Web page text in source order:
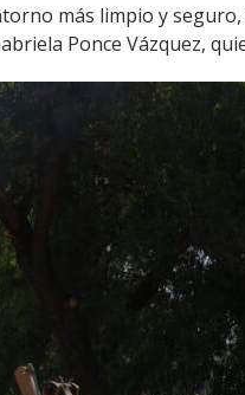
más limpio y
Ponce Vázquez,